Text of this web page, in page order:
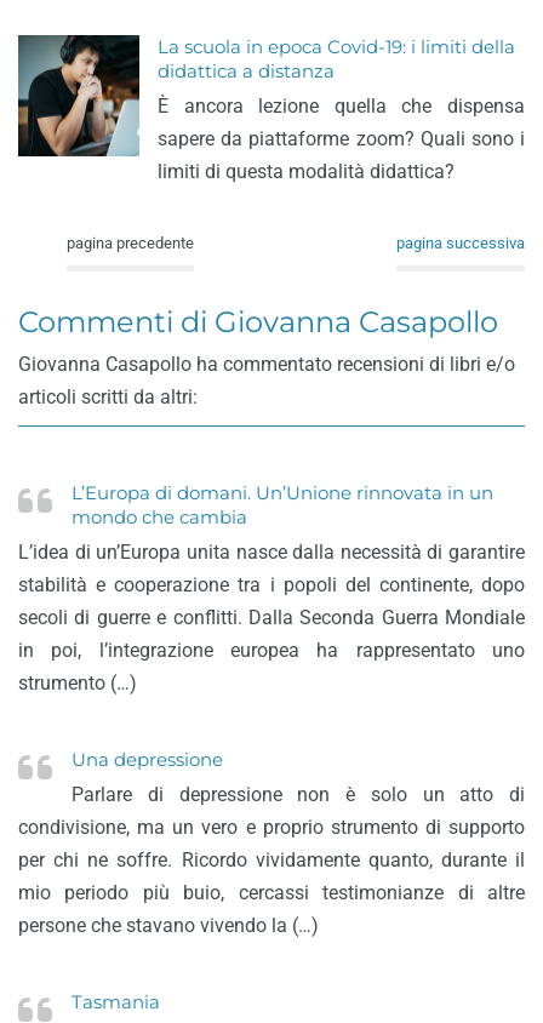
La scuola in epoca Covid-19: i limiti della
didattica a distanza
È ancora lezione quella che dispensa
sapere da piattaforme zoom? Quali sono i
limiti di questa modalità didattica?
pagina precedente pagina successiva
Commenti di Giovanna Casapollo
Giovanna Casapollo ha commentato recensioni di libri e/o
articoli scritti da altri:
L’Europa di domani. Un’Unione rinnovata in un
mondo che cambia
L’idea di un’Europa unita nasce dalla necessità di garantire
stabilità e cooperazione tra i popoli del continente, dopo
secoli di guerre e conflitti. Dalla Seconda Guerra Mondiale
in poi, l’integrazione europea ha rappresentato uno
strumento (…)
Una depressione
Parlare di depressione non è solo un atto di
condivisione, ma un vero e proprio strumento di supporto
per chi ne soffre. Ricordo vividamente quanto, durante il
mio periodo più buio, cercassi testimonianze di altre
persone che stavano vivendo la (…)
Tasmania